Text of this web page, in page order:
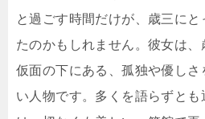
と過ごす時間だけが、歳三に
たのかもしれません。彼女は
仮面の下にある、孤独や優し
い人物です。多くを語らずと